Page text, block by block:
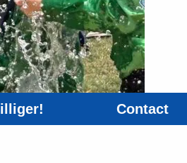
Contact